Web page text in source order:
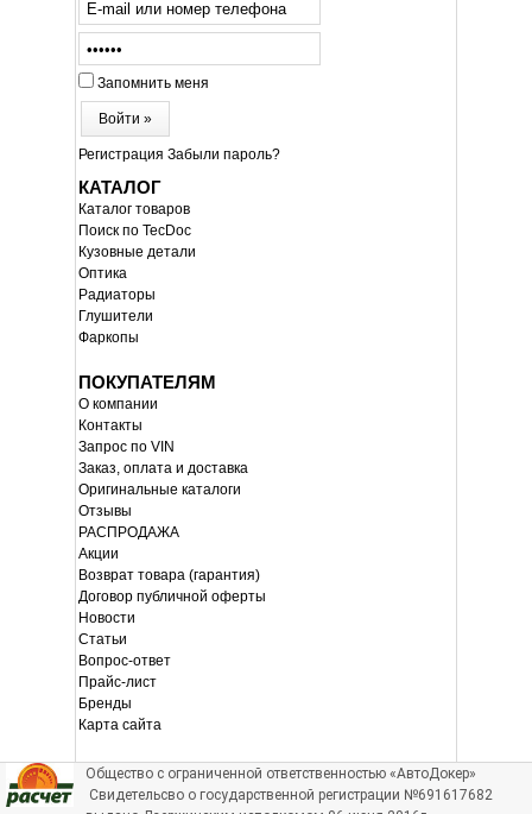
Запомнить меня
Войти »
Регистрация Забыли пароль?
КАТАЛОГ
Каталог товаров
Поиск по TecDoc
Кузовные детали
Оптика
Радиаторы
Глушители
Фаркопы
ПОКУПАТЕЛЯМ
О компании
Контакты
Запрос по VIN
Заказ, оплата и доставка
Оригинальные каталоги
Отзывы
РАСПРОДАЖА
Акции
Возврат товара (гарантия)
Договор публичной оферты
Новости
Статьи
Вопрос-ответ
Прайс-лист
Бренды
Карта сайта
Общество с ограниченной ответственностью «АвтоДокер»
Свидетельсво о государственной регистрации №691617682